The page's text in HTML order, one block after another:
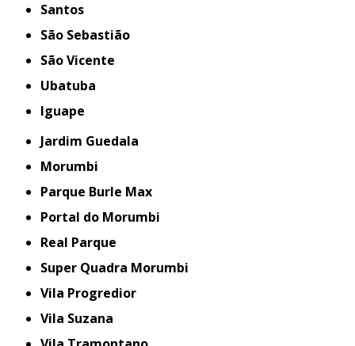
Santos
São Sebastião
São Vicente
Ubatuba
iguape
Jardim Guedala
Morumbi
Parque Burle Max
Portal do Morumbi
Real Parque
Super Quadra Morumbi
Vila Progredior
Vila Suzana